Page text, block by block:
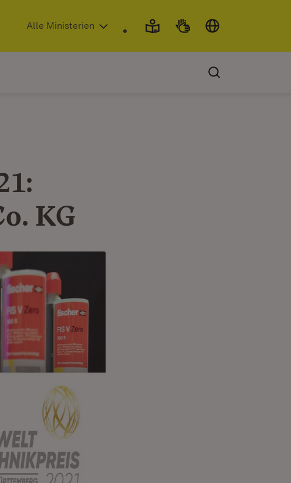
in neuem Fenster)
Alle Ministerien
KG